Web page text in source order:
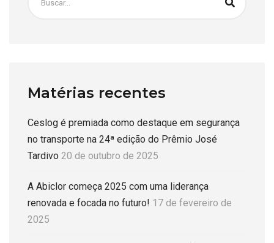
Matérias recentes
Ceslog é premiada como destaque em segurança
no transporte na 24ª edição do Prêmio José
Tardivo 20 de outubro de 2025
A Abiclor começa 2025 com uma liderança
renovada e focada no futuro! 17 de fevereiro de
2025